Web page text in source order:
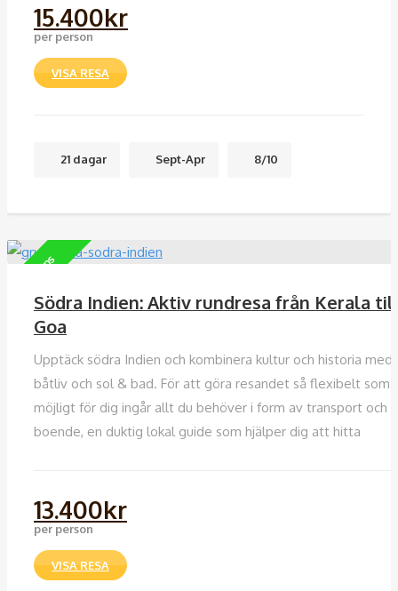
15.400kr
per person
VISA RESA
21 dagar Sept-Apr 8/10
Vårt tips
Södra Indien: Aktiv rundresa från Kerala
Goa
Upptäck södra Indien och kombinera kultur och historia med
båtliv och sol & bad. För att göra resandet så flexibelt som
möjligt för dig ingår allt du behöver i form av transport och
boende, en duktig lokal guide som hjälper dig att hitta
13.400kr
per person
VISA RESA